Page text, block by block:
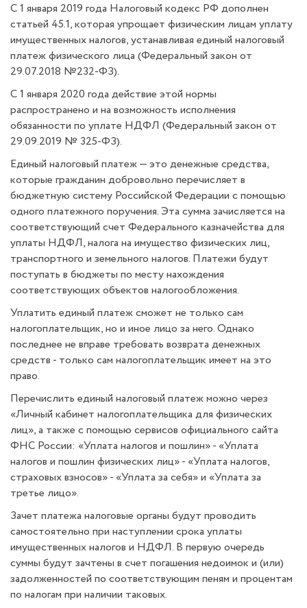
С 1 января 2019 года Налоговый кодекс РФ дополнен
статьей 45.1, которая упрощает физическим лицам уплату
имущественных налогов, устанавливая единый налоговый
платеж физического лица (Федеральный закон от
29.07.2018 №232-ФЗ).
С 1 января 2020 года действие этой нормы
распространено и на возможность исполнения
обязанности по уплате НДФЛ (Федеральный закон от
29.09.2019 № 325-ФЗ).
Единый налоговый платеж — это денежные средства,
которые гражданин добровольно перечисляет в
бюджетную систему Российской Федерации с помощью
одного платежного поручения. Эта сумма зачисляется на
соответствующий счет Федерального казначейства для
уплаты НДФЛ, налога на имущество физических лиц,
транспортного и земельного налогов. Платежи будут
поступать в бюджеты по месту нахождения
соответствующих объектов налогообложения.
Уплатить единый платеж сможет не только сам
налогоплательщик, но и иное лицо за него. Однако
последнее не вправе требовать возврата денежных
средств - только сам налогоплательщик имеет на это
право.
Перечислить единый налоговый платеж можно через
«Личный кабинет налогоплательщика для физических
лиц», а также с помощью сервисов официального сайта
ФНС России: «Уплата налогов и пошлин» - «Уплата
налогов и пошлин физических лиц» - «Уплата налогов,
страховых взносов» - «Уплата за себя» и «Уплата за
третье лицо».
Зачет платежа налоговые органы будут проводить
самостоятельно при наступлении срока уплаты
имущественных налогов и НДФЛ. В первую очередь
суммы будут зачтены в счет погашения недоимок и (или)
задолженностей по соответствующим пеням и процентам
по налогам при наличии таковых.